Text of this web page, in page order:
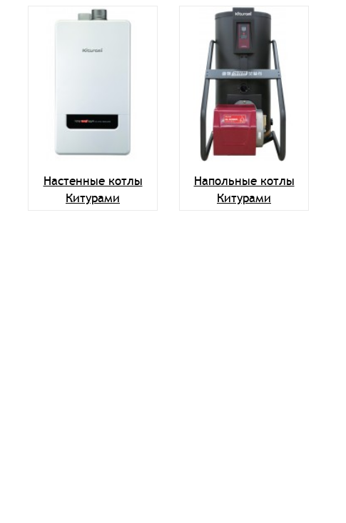
Настенные котлы
Китурами
Напольные котлы
Китурами